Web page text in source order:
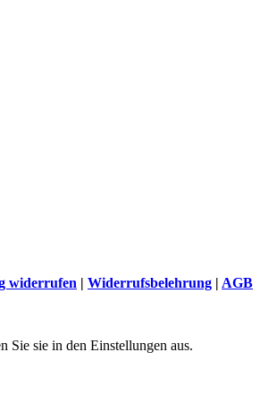
widerrufen | Widerrufsbelehrung | AGB
Sie sie in den Einstellungen aus.